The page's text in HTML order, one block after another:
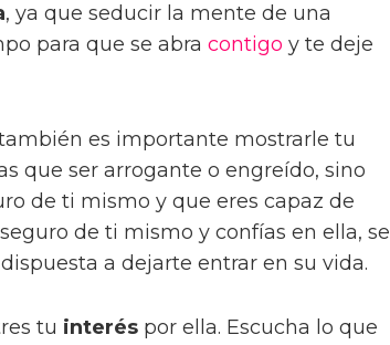
, ya que seducir la mente de una
para que se abra contigo y te deje
es importante mostrarle tu
que ser arrogante o engreído, sino
de ti mismo y que eres capaz de
de ti mismo y confías en ella, se
a dejarte entrar en su vida.
tu interés por ella. Escucha lo que